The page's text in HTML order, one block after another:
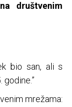
društvenim
bio san, ali s
mrežama: